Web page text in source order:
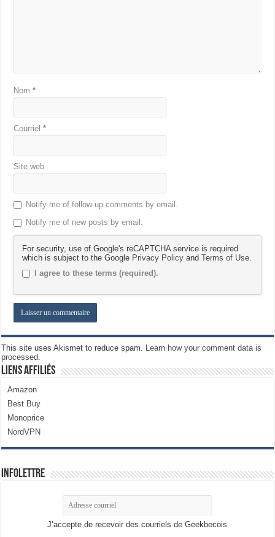
Nom*
Courriel*
Site web
Notify me of follow-up comments by email.
Notify me of new posts by email.
For security, use of Google's reCAPTCHA service is required
which is subject to the Google Privacy Policy andTerms of Use.
I agree to these terms (required).
This site uses Akismet to reduce spam. Learn how your comment data is
processed.
Liens Affiliés
Amazon
Best Buy
Monoprice
NordVPN
Infolettre
J’accepte de recevoir des courriels de Geekbecois